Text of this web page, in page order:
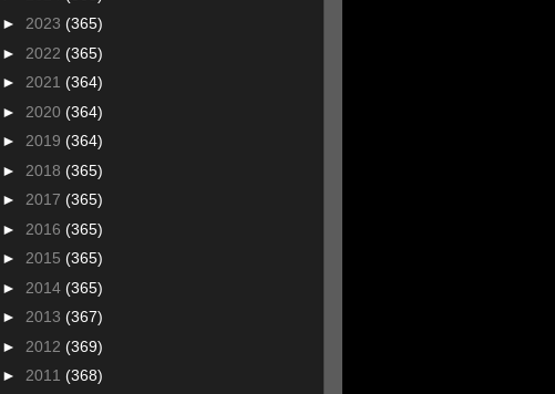
► 2023 (365)
► 2022 (365)
► 2021 (364)
► 2020 (364)
► 2019 (364)
► 2018 (365)
► 2017 (365)
► 2016 (365)
► 2015 (365)
► 2014 (365)
► 2013 (367)
► 2012 (369)
► 2011 (368)